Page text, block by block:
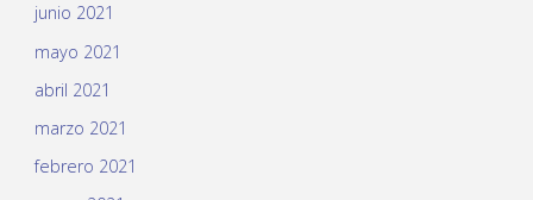
junio 2021
mayo 2021
abril 2021
marzo 2021
febrero 2021